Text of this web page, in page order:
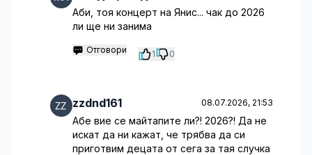
Аби, тоя концерт на Янис... чак до 2026
ли ще ни занима
Отговори 1 0
zzdnd161 08.07.2026, 21:53
Абе вие се майтапите ли?! 2026?! Да не
искат да ни кажат, че трябва да си
приготвим децата от сега за тая случка